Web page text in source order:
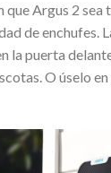
Argus 2
de enchufes.
la puerta
O úselo